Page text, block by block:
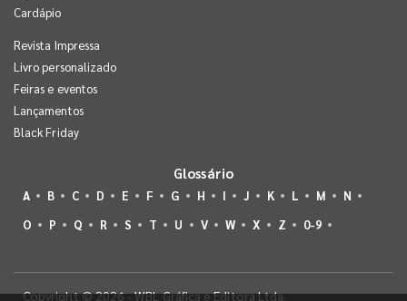
Cardápio
Revista Impressa
Livro personalizado
Feiras e eventos
Lançamentos
Black Friday
Glossário
A B C D E F G H I J K L M
N
O
P Q R S T U V W X Z 0-9
Copyright © 2026 - WBL Gráfica e Editora Ltda.